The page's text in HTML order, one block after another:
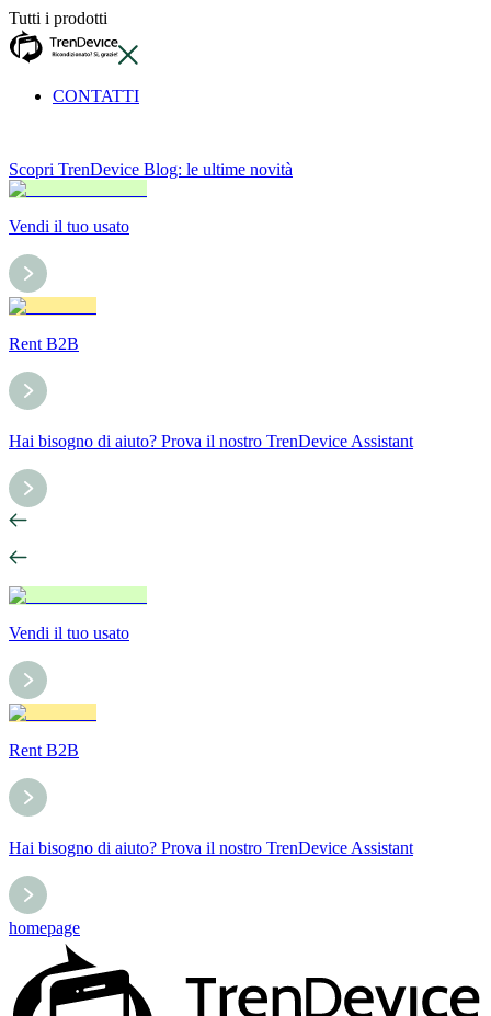
Tutti i prodotti
CONTATTI
Scopri TrenDevice Blog: le ultime novità
Vendi il tuo usato
Rent B2B
Hai bisogno di aiuto? Prova il nostro TrenDevice Assistant
Vendi il tuo usato
Rent B2B
Hai bisogno di aiuto? Prova il nostro TrenDevice Assistant
homepage